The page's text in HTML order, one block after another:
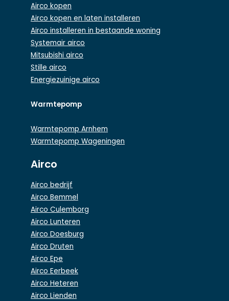
Airco kopen
Airco kopen en laten installeren
Airco installeren in bestaande woning
Systemair airco
Mitsubishi airco
Stille airco
Energiezuinige airco
Warmtepomp
Warmtepomp Arnhem
Warmtepomp Wageningen
Airco
Airco bedrijf
Airco Bemmel
Airco Culemborg
Airco Lunteren
Airco Doesburg
Airco Druten
Airco Epe
Airco Eerbeek
Airco Heteren
Airco Lienden